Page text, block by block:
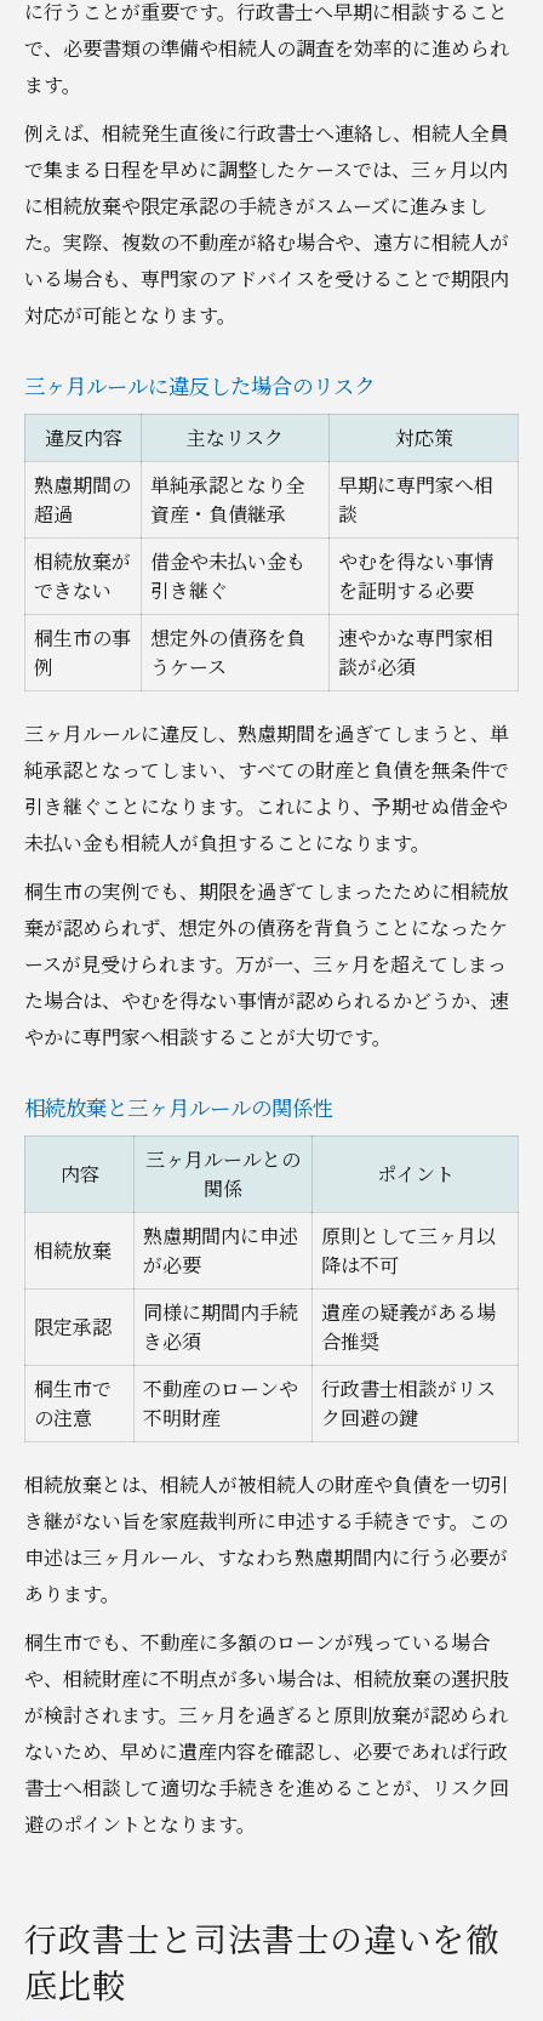
に行うことが重要です。行政書士へ早期に相談すること
で、必要書類の準備や相続人の調査を効率的に進められ
ます。
例えば、相続発生直後に行政書士へ連絡し、相続人全員
で集まる日程を早めに調整したケースでは、三ヶ月以内
に相続放棄や限定承認の手続きがスムーズに進みまし
た。実際、複数の不動産が絡む場合や、遠方に相続人が
いる場合も、専門家のアドバイスを受けることで期限内
対応が可能となります。
三ヶ月ルールに違反した場合のリスク
違反内容 主なリスク
対応策
熟慮期間の
超過
単純承認となり全
資産・負債継承
早期に専門家へ相
談
相続放棄が
できない
借金や未払い金も
引き継ぐ
やむを得ない事情
を証明する必要
桐生市の事
例
想定外の債務を負
うケース
速やかな専門家相
談が必須
三ヶ月ルールに違反し、熟慮期間を過ぎてしまうと、単
純承認となってしまい、すべての財産と負債を無条件で
引き継ぐことになります。これにより、予期せぬ借金や
未払い金も相続人が負担することになります。
桐生市の実例でも、期限を過ぎてしまったために相続放
棄が認められず、想定外の債務を背負うことになったケ
ースが見受けられます。万が一、三ヶ月を超えてしまっ
た場合は、やむを得ない事情が認められるかどうか、速
やかに専門家へ相談することが大切です。
相続放棄と三ヶ月ルールの関係性
内容
三ヶ月ルールとの
関係
ポイント
相続放棄
熟慮期間内に申述
が必要
原則として三ヶ月以
降は不可
限定承認
同様に期間内手続
き必須
遺産の疑義がある場
合推奨
桐生市で
の注意
不動産のローンや
不明財産
行政書士相談がリス
ク回避の鍵
相続放棄とは、相続人が被相続人の財産や負債を一切引
き継がない旨を家庭裁判所に申述する手続きです。この
申述は三ヶ月ルール、すなわち熟慮期間内に行う必要が
あります。
桐生市でも、不動産に多額のローンが残っている場合
や、相続財産に不明点が多い場合は、相続放棄の選択肢
が検討されます。三ヶ月を過ぎると原則放棄が認められ
ないため、早めに遺産内容を確認し、必要であれば行政
書士へ相談して適切な手続きを進めることが、リスク回
避のポイントとなります。
行政書士と司法書士の違いを徹
底比較